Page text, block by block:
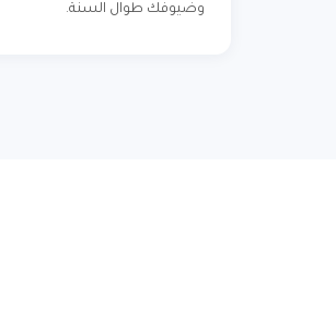
وضيوفك طوال السنة.